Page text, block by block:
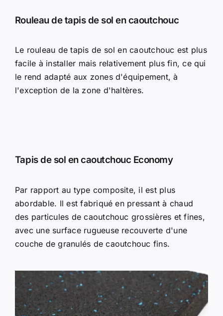
Rouleau de tapis de sol en caoutchouc
Le rouleau de tapis de sol en caoutchouc est plus
facile à installer mais relativement plus fin, ce qui
le rend adapté aux zones d'équipement, à
l'exception de la zone d'haltères.
Tapis de sol en caoutchouc Economy
Par rapport au type composite, il est plus
abordable. Il est fabriqué en pressant à chaud
des particules de caoutchouc grossières et fines,
avec une surface rugueuse recouverte d'une
couche de granulés de caoutchouc fins.